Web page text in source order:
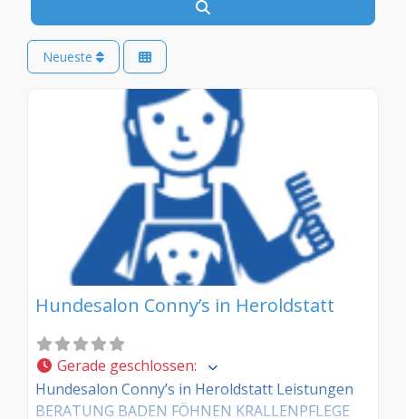
Neueste
Hundesalon Conny’s in Heroldstatt
Gerade geschlossen:
Hundesalon Conny’s in Heroldstatt Leistungen
BERATUNG BADEN FÖHNEN KRALLENPFLEGE